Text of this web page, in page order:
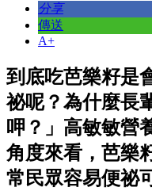
分享
傳送
A+
到底吃芭樂籽是
祕呢？為什麼長
呷？」高敏敏營
角度來看，芭樂
常民眾容易便祕